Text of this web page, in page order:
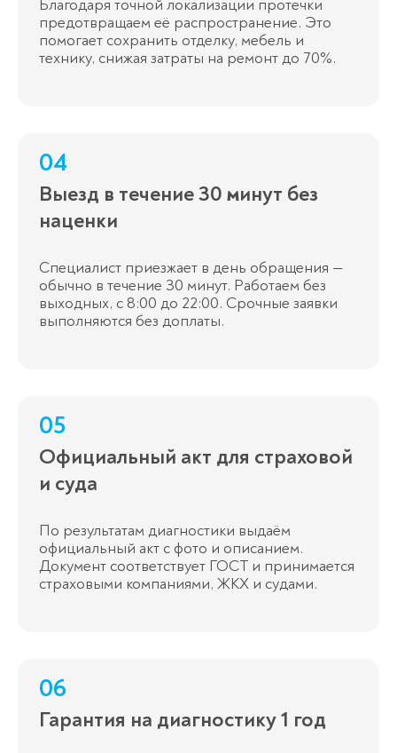
Благодаря точной локализации протечки
предотвращаем её распространение. Это
помогает сохранить отделку, мебель и
технику, снижая затраты на ремонт до 70%.
04
Выезд в течение 30 минут без
наценки
Специалист приезжает в день обращения —
обычно в течение 30 минут. Работаем без
выходных, с 8:00 до 22:00. Срочные заявки
выполняются без доплаты.
05
Официальный акт для страховой
и суда
По результатам диагностики выдаём
официальный акт с фото и описанием.
Документ соответствует ГОСТ и принимается
страховыми компаниями, ЖКХ и судами.
06
Гарантия на диагностику 1 год